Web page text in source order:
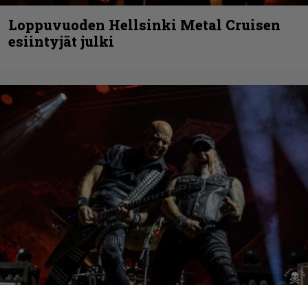
Loppuvuoden Hellsinki Metal Cruisen
esiintyjät julki